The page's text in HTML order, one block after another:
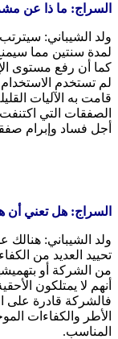
السراج: ما ذا عن
لمدة سنتين مما
كما أن رفع مستوى
لم تستخدم
قامت به الآليات
الصفقات التي
أجل فساد وإبرام
السراج: هل تعني أن
ولد الشيباني:
تحييد العديد من
من الشركة أو
أنهم لا يمتلكون
فالشركة قادرة على
الأطر والكفاءات
المناسب.